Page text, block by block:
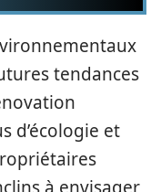
tendances
d’écologie et
à envisager